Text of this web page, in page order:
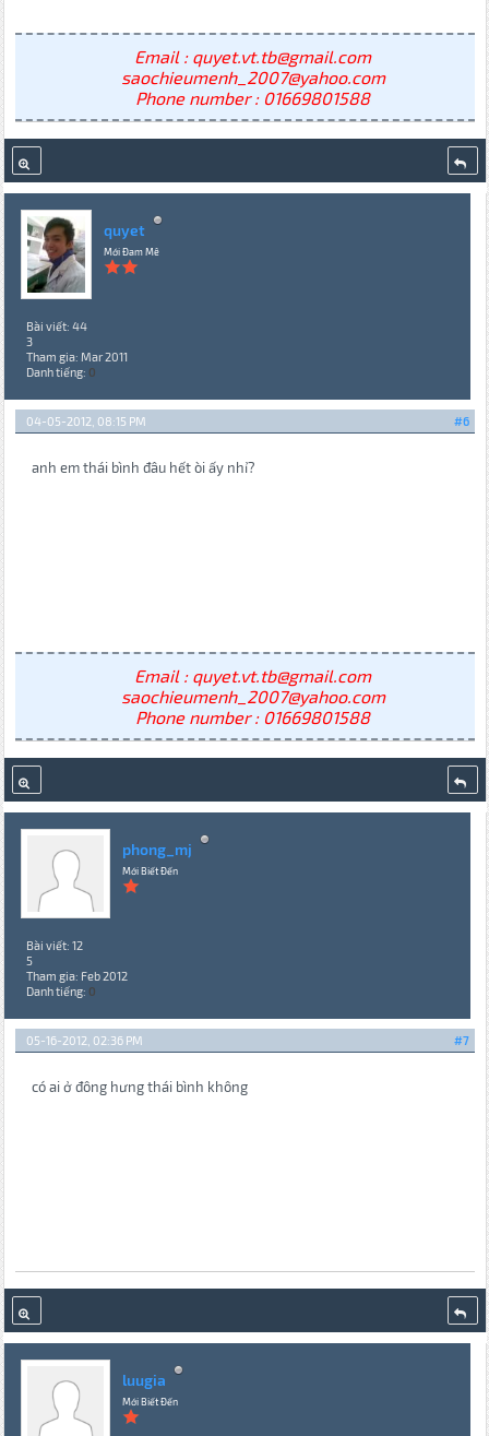
Email : quyet.vt.tb@gmail.com
saochieumenh_2007@yahoo.com
Phone number : 01669801588
quyet
Mới Đam Mê
Bài viết: 44
3
Tham gia: Mar 2011
Danh tiếng: 0
#6
04-05-2012, 08:15 PM
anh em thái bình đâu hết òi ấy nhỉ?
Email : quyet.vt.tb@gmail.com
saochieumenh_2007@yahoo.com
Phone number : 01669801588
phong_mj
Mới Biết Đến
Bài viết: 12
5
Tham gia: Feb 2012
Danh tiếng: 0
#7
05-16-2012, 02:36 PM
có ai ở đông hưng thái bình không
luugia
Mới Biết Đến